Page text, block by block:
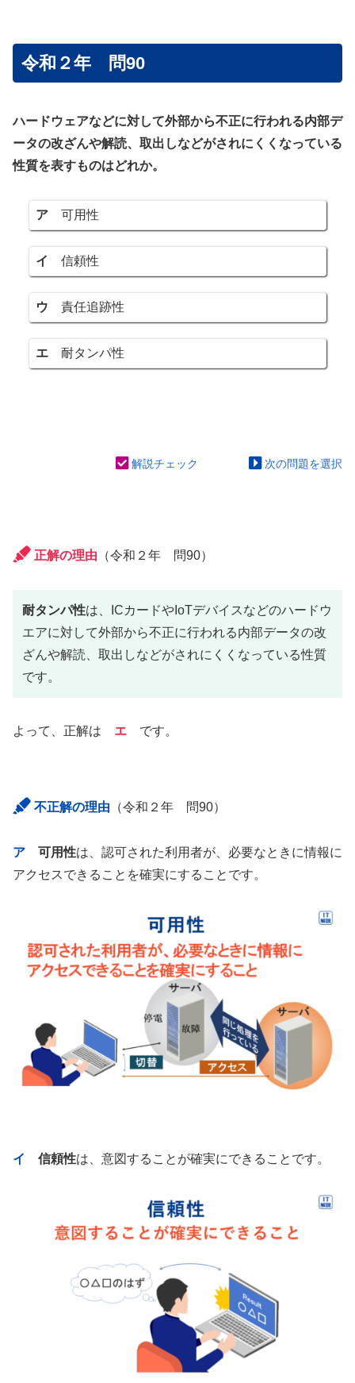
令和２年 問90
ハードウェアなどに対して外部から不正に行われる内部デ
ータの改ざんや解読、取出しなどがされにくくなっている
性質を表すものはどれか。
ア 可用性
イ 信頼性
ウ 責任追跡性
エ 耐タンパ性
解説チェック 次の問題を選択
正解の理由 （令和２年 問90）
耐タンパ性は、ICカードやIoTデバイスなどのハードウ
エアに対して外部から不正に行われる内部データの改
ざんや解読、取出しなどがされにくくなっている性質
です。
よって、正解は エ です。
不正解の理由 （令和２年 問90）
ア 可用性は、認可された利用者が、必要なときに情報に
アクセスできることを確実にすることです。
イ 信頼性は、意図することが確実にできることです。